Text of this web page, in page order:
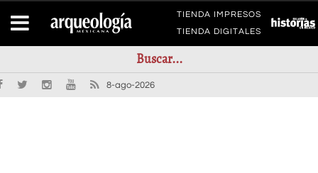
TIENDA IMPRESOS
TIENDA DIGITALES
8-ago-2026